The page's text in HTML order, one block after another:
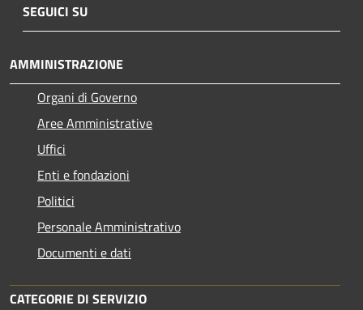
SEGUICI SU
AMMINISTRAZIONE
Organi di Governo
Aree Amministrative
Uffici
Enti e fondazioni
Politici
Personale Amministrativo
Documenti e dati
CATEGORIE DI SERVIZIO